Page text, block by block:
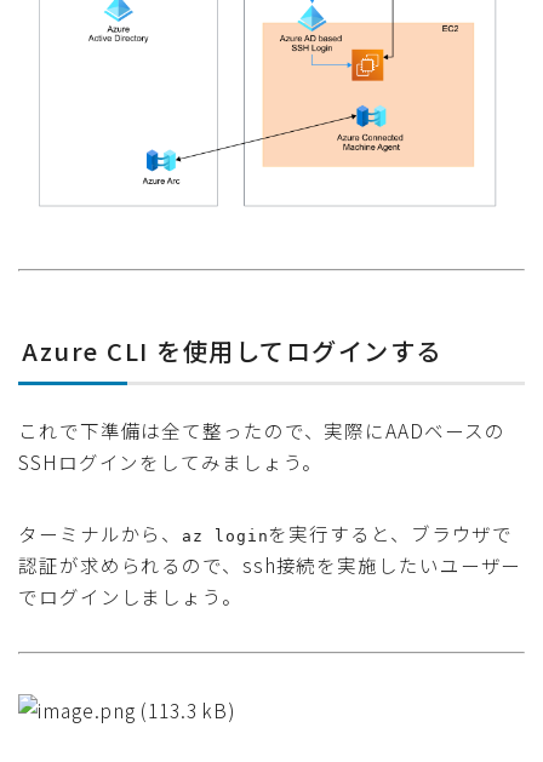
Azure CLI を使用してログインする
これで下準備は全て整ったので、実際にAADベースの
SSHログインをしてみましょう。
ターミナルから、 az login を実行すると、ブラウザで
認証が求められるので、ssh接続を実施したいユーザー
でログインしましょう。